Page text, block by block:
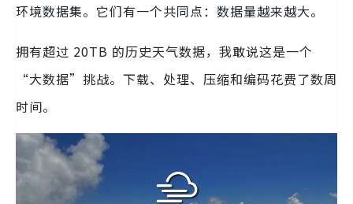
环境数据集。它们有一个共同点：数据量越来越大。
拥有超过 20TB 的历史天气数据，我敢说这是一个
“大数据”挑战。下载、处理、压缩和编码花费了数周
时间。